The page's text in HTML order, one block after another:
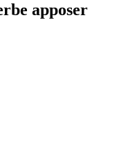
apposer